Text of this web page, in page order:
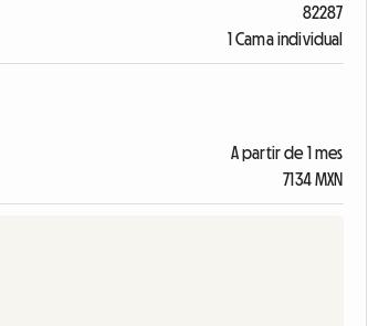
82287
1 Cama individual
A partir de 1 mes
7134 MXN